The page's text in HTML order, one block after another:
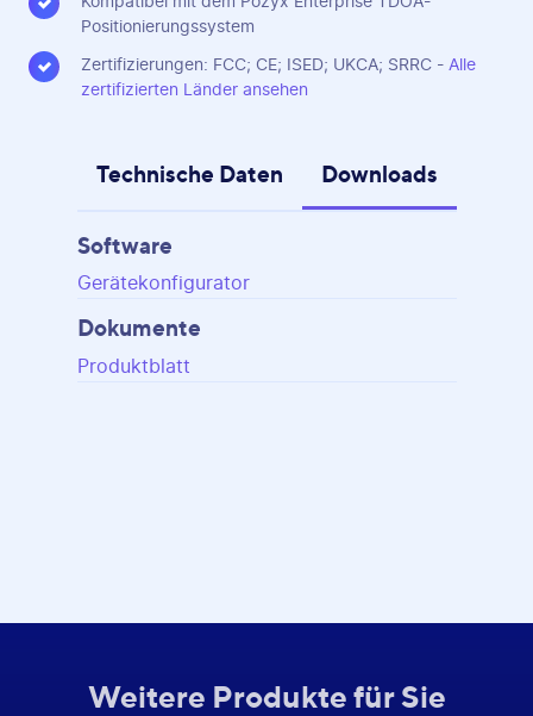
Positionierungssystem
Zertifizierungen: FCC; CE; ISED; UKCA; SRRC - Alle
zertifizierten Länder ansehen
Technische Daten Downloads
Software
Gerätekonfigurator
Dokumente
Produktblatt
Weitere Produkte für Sie